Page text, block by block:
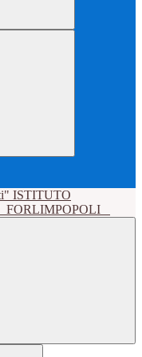
ISTITUTO
FORLIMPOPOLI